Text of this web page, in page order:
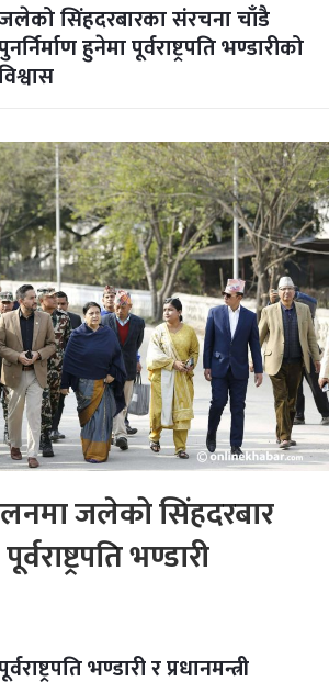
सिंहदरबारका संरचना चाँडै
हुनेमा पूर्वराष्ट्रपति भण्डारीको
जलेको सिंहदरबार
भण्डारी
भण्डारी र प्रधानमन्त्री